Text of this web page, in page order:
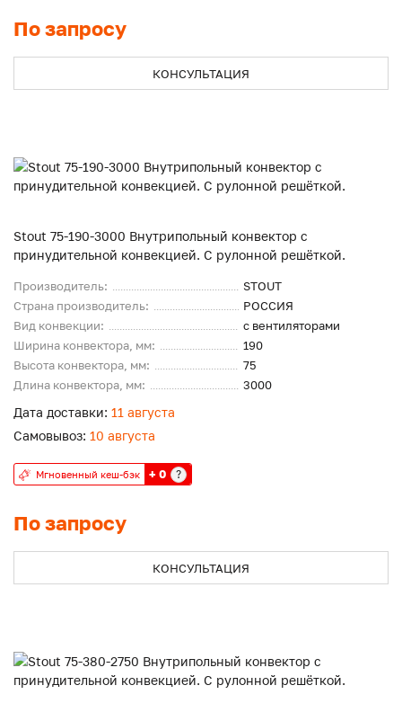
По запросу
КОНСУЛЬТАЦИЯ
Stout 75-190-3000 Внутрипольный конвектор с
принудительной конвекцией. С рулонной решёткой.
Производитель:
STOUT
Страна производитель:
РОССИЯ
Вид конвекции:
с вентиляторами
Ширина конвектора, мм:
190
Высота конвектора, мм:
75
Длина конвектора, мм:
3000
По запросу
Дата доставки: 11 августа
Самовывоз: 10 августа
Мгновенный кеш-бэк + 0 ?
КОНСУЛЬТАЦИЯ